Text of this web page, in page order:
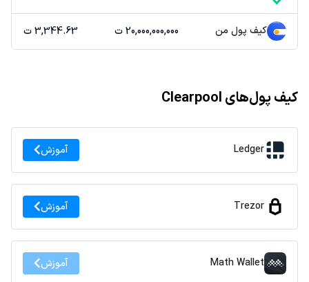
کیف پول من 20,000,000,000 ت 3,344.63 ت
کیف پول‌های Clearpool
Ledger آموزش
Trezor آموزش
Math Wallet آموزش